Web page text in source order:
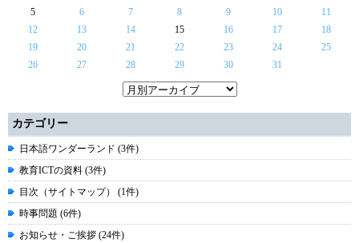
5
6 7 8 9 10
11
12
13 14 15 16 17
18
19
20 21 22 23 24
25
26
27 28 29 30 31
カテゴリー
日本語ワンダーランド (3件)
教育ICTの資料 (3件)
目次（サイトマップ） (1件)
時事問題 (6件)
お知らせ・ご挨拶 (24件)